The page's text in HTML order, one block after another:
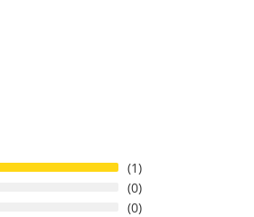
1
0
0